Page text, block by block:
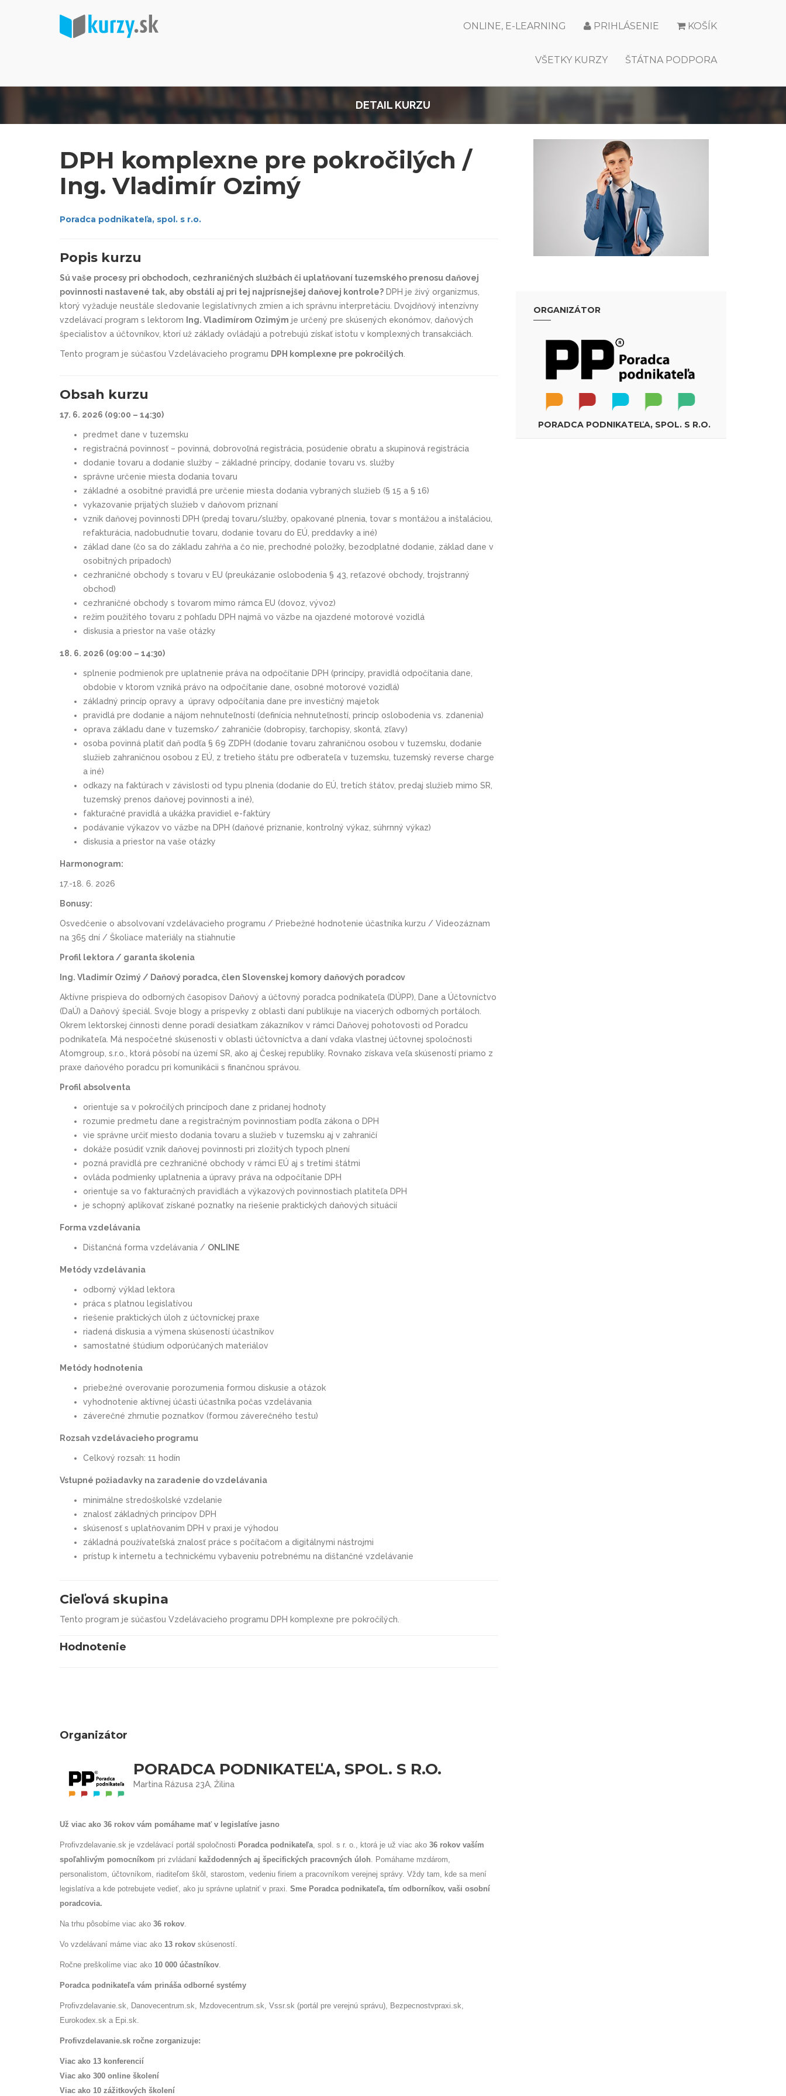
KOŠÍK
PRIHLÁSENIE
ONLINE, E-LEARNING
ŠTÁTNA PODPORA
VŠETKY KURZY
DETAIL KURZU
DPH komplexne pre pokročilých /
Ing. Vladimír Ozimý
Poradca podnikateľa, spol. s r.o.
Popis kurzu
Sú vaše procesy pri obchodoch, cezhraničných službách či uplatňovaní tuzemského prenosu daňovej
povinnosti nastavené tak, aby obstáli aj pri tej najprísnejšej daňovej kontrole? DPH je živý organizmus,
ktorý vyžaduje neustále sledovanie legislatívnych zmien a ich správnu interpretáciu.
Dvojdňový intenzívny
vzdelávací program s lektorom
Ing. Vladimírom Ozimým je určený pre skúsených ekonómov, daňových
špecialistov a účtovníkov, ktorí už základy ovládajú a potrebujú získať istotu v komplexných transakciách.
Tento program je súčasťou Vzdelávacieho programu DPH komplexne pre pokročilých
Obsah kurzu
17. 6. 2026 (09:00 – 14:30)
predmet dane v tuzemsku
registračná povinnosť – povinná, dobrovoľná registrácia, posúdenie obratu a skupinová registrácia
dodanie tovaru a dodanie služby – základné princípy, dodanie tovaru vs. služby
správne určenie miesta dodania tovaru
základné a osobitné pravidlá pre určenie miesta dodania vybraných služieb (§ 15 a § 16)
vykazovanie prijatých služieb v daňovom priznaní
vznik daňovej povinnosti DPH (predaj tovaru/služby, opakované plnenia, tovar s montážou a inštaláciou,
refakturácia, nadobudnutie tovaru, dodanie tovaru do EÚ, preddavky a iné)
základ dane (čo sa do základu zahŕňa a čo nie, prechodné položky, bezodplatné dodanie, základ dane v
osobitných prípadoch)
cezhraničné obchody s tovaru v EU (preukázanie oslobodenia § 43, reťazové obchody, trojstranný
obchod)
cezhraničné obchody s tovarom mimo rámca EU (dovoz, vývoz)
režim použitého tovaru z pohľadu DPH najmä vo väzbe na ojazdené motorové vozidlá
diskusia a priestor na vaše otázky
18. 6. 2026 (09:00 – 14:30)
splnenie podmienok pre uplatnenie práva na odpočítanie DPH (princípy, pravidlá odpočítania dane,
obdobie v ktorom vzniká právo na odpočítanie dane, osobné motorové vozidlá)
základný princíp opravy a úpravy odpočítania dane pre investičný majetok
pravidlá pre dodanie a nájom nehnuteľností (definícia nehnuteľností, princíp oslobodenia vs. zdanenia)
oprava základu dane v tuzemsko/ zahraničie (dobropisy, ťarchopisy, skontá, zľavy)
osoba povinná platiť daň podľa § 69 ZDPH (dodanie tovaru zahraničnou osobou v tuzemsku, dodanie
služieb zahraničnou osobou z EÚ, z tretieho štátu pre odberateľa v tuzemsku, tuzemský reverse charge
a iné)
odkazy na faktúrach v závislosti od typu plnenia (dodanie do EÚ, tretích štátov, predaj služieb mimo SR,
tuzemský prenos daňovej povinnosti a iné),
fakturačné pravidlá a ukážka pravidiel e-faktúry
podávanie výkazov vo väzbe na DPH (daňové priznanie, kontrolný výkaz, súhrnný výkaz)
diskusia a priestor na vaše otázky
Harmonogram:
17.-18. 6. 2026
Bonusy:
Osvedčenie o absolvovaní vzdelávacieho programu / Priebežné hodnotenie účastníka kurzu / Videozáznam
na 365 dní / Školiace materiály na stiahnutie
Profil lektora / garanta školenia
Ing. Vladimír Ozimý / Daňový poradca, člen Slovenskej komory daňových poradcov
Aktívne prispieva do odborných časopisov Daňový a účtovný poradca podnikateľa (DÚPP), Dane a Účtovníctvo
(DaÚ) a Daňový špeciál. Svoje blogy a príspevky z oblasti daní publikuje na viacerých odborných portáloch.
Okrem lektorskej činnosti denne poradí desiatkam zákazníkov v rámci Daňovej pohotovosti od Poradcu
podnikateľa. Má nespočetné skúsenosti v oblasti účtovníctva a daní vďaka vlastnej účtovnej spoločnosti
Atomgroup, s.r.o., ktorá pôsobí na území SR, ako aj Českej republiky. Rovnako získava veľa skúseností priamo z
praxe daňového poradcu pri komunikácii s finančnou správou.
Profil absolventa
orientuje sa v pokročilých princípoch dane z pridanej hodnoty
rozumie predmetu dane a registračným povinnostiam podľa zákona o DPH
vie správne určiť miesto dodania tovaru a služieb v tuzemsku aj v zahraničí
dokáže posúdiť vznik daňovej povinnosti pri zložitých typoch plnení
pozná pravidlá pre cezhraničné obchody v rámci EÚ aj s tretími štátmi
ovláda podmienky uplatnenia a úpravy práva na odpočítanie DPH
orientuje sa vo fakturačných pravidlách a výkazových povinnostiach platiteľa DPH
je schopný aplikovať získané poznatky na riešenie praktických daňových situácií
Forma vzdelávania
Dištančná forma vzdelávania / ONLINE
Metódy vzdelávania
odborný výklad lektora
práca s platnou legislatívou
riešenie praktických úloh z účtovníckej praxe
riadená diskusia a výmena skúseností účastníkov
samostatné štúdium odporúčaných materiálov
Metódy hodnotenia
priebežné overovanie porozumenia formou diskusie a otázok
vyhodnotenie aktívnej účasti účastníka počas vzdelávania
záverečné zhrnutie poznatkov (formou záverečného testu)
Rozsah vzdelávacieho programu
Celkový rozsah: 11 hodín
Vstupné požiadavky na zaradenie do vzdelávania
minimálne stredoškolské vzdelanie
znalosť základných princípov DPH
skúsenosť s uplatňovaním DPH v praxi je výhodou
základná používateľská znalosť práce s počítačom a digitálnymi nástrojmi
prístup k internetu a technickému vybaveniu potrebnému na dištančné vzdelávanie
Cieľová skupina
Tento program je súčasťou Vzdelávacieho programu DPH komplexne pre pokročilých
Hodnotenie
Organizátor
PORADCA PODNIKATEĽA, SPOL. S R.O.
Martina Rázusa 23A, Žilina
Už viac ako 36 rokov vám pomáhame mať v legislatíve jasno
Profivzdelavanie.sk je vzdelávací portál spoločnosti Poradca podnikateľa, spol. s r. o., ktorá je už viac ako 36 rokov vaším
spoľahlivým pomocníkom pri zvládaní každodenných aj špecifických pracovných úloh. Pomáhame mzdárom,
personalistom, účtovníkom, riaditeľom škôl, starostom, vedeniu firiem a pracovníkom verejnej správy. Vždy tam, kde sa mení
legislatíva a kde potrebujete vedieť, ako ju správne uplatniť v praxi. Sme Poradca podnikateľa, tím odborníkov, vaši osobní
poradcovia.
Na trhu pôsobíme viac ako 36 rokov.
Vo vzdelávaní máme viac ako 13 rokov skúseností.
Ročne preškolíme viac ako 10 000 účastníkov.
Poradca podnikateľa vám prináša odborné systémy
Profivzdelavanie.sk, Danovecentrum.sk, Mzdovecentrum.sk, Vssr.sk (portál pre verejnú správu), Bezpecnostvpraxi.sk,
Eurokodex.sk a Epi.sk.
Profivzdelavanie.sk ročne zorganizuje:
Viac ako 13 konferencií
Viac ako 300 online školení
Viac ako 10 zážitkových školení
ORGANIZÁTOR
PORADCA PODNIKATEĽA, SPOL. S R.O.